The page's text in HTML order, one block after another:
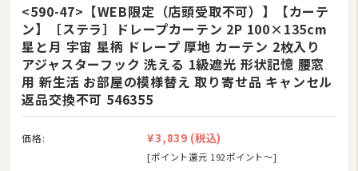
<590-47>【WEB限定（店頭受取不可）】【カーテ
ン】［ステラ］ドレープカーテン 2P 100×135cm
星と月 宇宙 星柄 ドレープ 厚地 カーテン 2枚入り
アジャスターフック 洗える 1級遮光 形状記憶 腰窓
用 新生活 お部屋の模様替え 取り寄せ品 キャンセル
返品交換不可 546355
価格: ¥3,839 (税込)
[ポイント還元 192ポイント〜]